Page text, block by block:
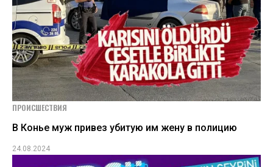
ПРОИСШЕСТВИЯ
В Конье муж привез убитую им жену в полицию
24.08.2024